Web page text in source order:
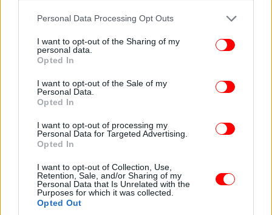
Please note that this website/app uses one or more Google
not limited to your visit or usage behaviour. You may click to
grant or deny consent to Google and its third-party tags to
use your data for below specified purposes in below Google
consent section.
Personal Data Processing Opt Outs
I want to opt-out of the Sharing of my
personal data.
Opted In
I want to opt-out of the Sale of my
Personal Data.
Opted In
I want to opt-out of processing my
Personal Data for Targeted Advertising.
Opted In
I want to opt-out of Collection, Use,
Retention, Sale, and/or Sharing of my
Personal Data that Is Unrelated with the
Purposes for which it was collected.
Opted Out
Διαβάζω ενδεικτικά μια πρόταση: ''Η επιδίωξη
διαλόγου με καλή πίστη και η αποχή από
μονομερείς ενέργειες που αντιβαίνουν στα
συμφέροντα της ΕΕ και παραβιάζουν το Διεθνές
Δίκαιο και τα κυριαρχικά δικαιώματα των κρατών-
μελών της ΕΕ αποτελεί απόλυτη προϋπόθεση'', κάτι
που σημαίνει δηλαδή ότι αποτελεί προϋπόθεση για
τη βελτίωση της σχέσης μας με την Τουρκία. Αυτό
που έχουμε δει έκτοτε είναι την επανάληψη των
δραστηριοτήτων του ''Oruc Reis'' και φυσικά επίσης